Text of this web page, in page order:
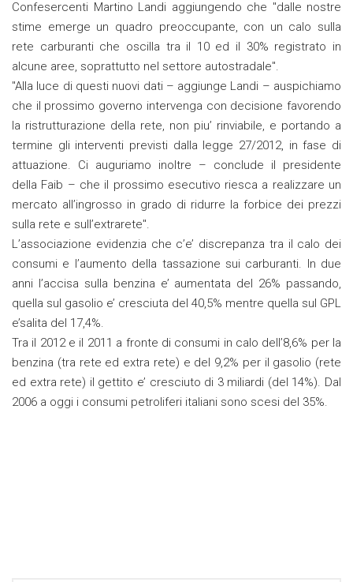
Confesercenti Martino Landi aggiungendo che "dalle nostre
stime emerge un quadro preoccupante, con un calo sulla
rete carburanti che oscilla tra il 10 ed il 30% registrato in
alcune aree, soprattutto nel settore autostradale".
"Alla luce di questi nuovi dati – aggiunge Landi – auspichiamo
che il prossimo governo intervenga con decisione favorendo
la ristrutturazione della rete, non piu’ rinviabile, e portando a
termine gli interventi previsti dalla legge 27/2012, in fase di
attuazione. Ci auguriamo inoltre – conclude il presidente
della Faib – che il prossimo esecutivo riesca a realizzare un
mercato all’ingrosso in grado di ridurre la forbice dei prezzi
sulla rete e sull’extrarete".
L’associazione evidenzia che c’e’ discrepanza tra il calo dei
consumi e l’aumento della tassazione sui carburanti. In due
anni l’accisa sulla benzina e’ aumentata del 26% passando,
quella sul gasolio e’ cresciuta del 40,5% mentre quella sul GPL
e’salita del 17,4%.
Tra il 2012 e il 2011 a fronte di consumi in calo dell’8,6% per la
benzina (tra rete ed extra rete) e del 9,2% per il gasolio (rete
ed extra rete) il gettito e’ cresciuto di 3 miliardi (del 14%). Dal
2006 a oggi i consumi petroliferi italiani sono scesi del 35%.